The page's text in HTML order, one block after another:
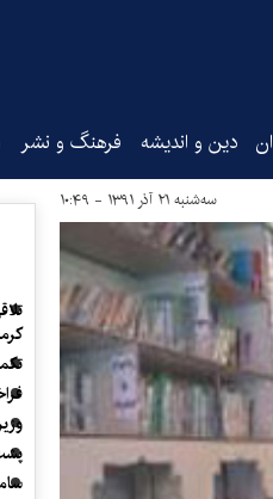
دین و اندیشه فرهنگ و نشر
سه‌شنبه ۲۱ آذر ۱۳۹۱ - ۱۰:۴۹